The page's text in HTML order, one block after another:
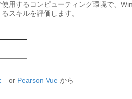
用するコンピューティング環境で、
スキルを評価します。
or Pearson Vue から